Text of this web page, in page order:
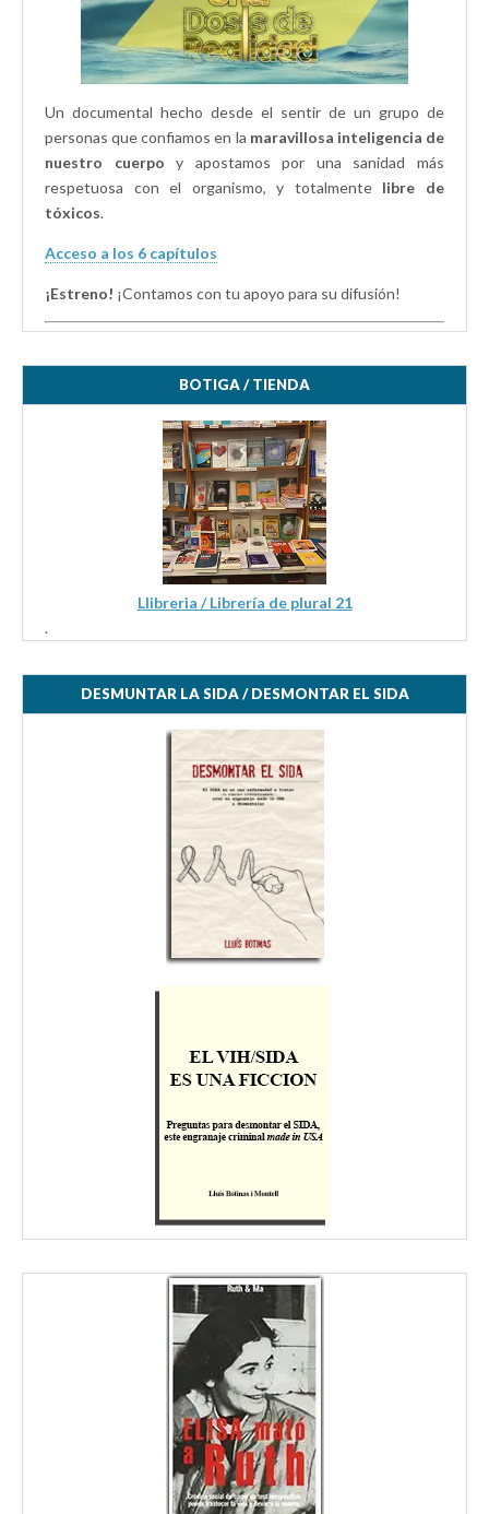
Un documental hecho desde el sentir de un grupo de
personas que confiamos en la maravillosa inteligencia de
nuestro cuerpo y apostamos por una sanidad más
respetuosa con el organismo, y totalmente libre de
tóxicos.
Acceso a los 6 capítulos
¡Estreno! ¡Contamos con tu apoyo para su difusión!
BOTIGA / TIENDA
Llibreria / Librería de plural 21
.
DESMUNTAR LA SIDA / DESMONTAR EL SIDA